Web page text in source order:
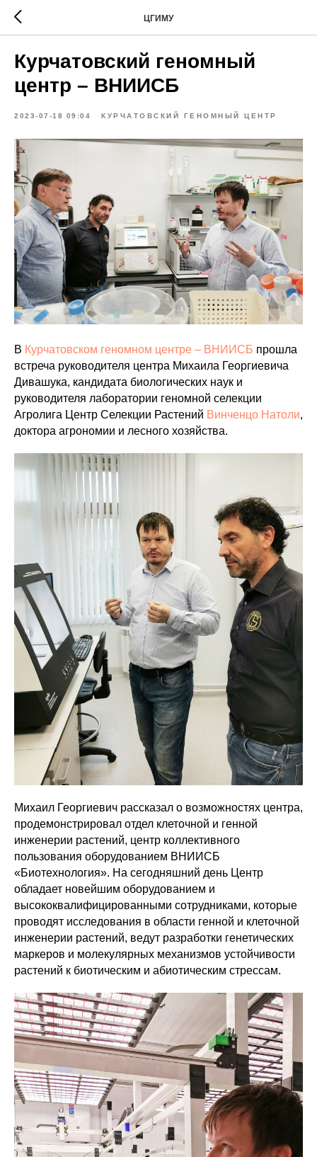
ЦГИМУ
Курчатовский геномный
центр – ВНИИСБ
2023-07-18 09:04 КУРЧАТОВСКИЙ ГЕНОМНЫЙ ЦЕНТР
В Курчатовском геномном центре – ВНИИСБ прошла
встреча руководителя центра Михаила Георгиевича
Дивашука, кандидата биологических наук и
руководителя лаборатории геномной селекции
Агролига Центр Селекции Растений Винченцо Натоли,
доктора агрономии и лесного хозяйства.
Михаил Георгиевич рассказал о возможностях центра,
продемонстрировал отдел клеточной и генной
инженерии растений, центр коллективного
пользования оборудованием ВНИИСБ
«Биотехнология». На сегодняшний день Центр
обладает новейшим оборудованием и
высококвалифицированными сотрудниками, которые
проводят исследования в области генной и клеточной
инженерии растений, ведут разработки генетических
маркеров и молекулярных механизмов устойчивости
растений к биотическим и абиотическим стрессам.